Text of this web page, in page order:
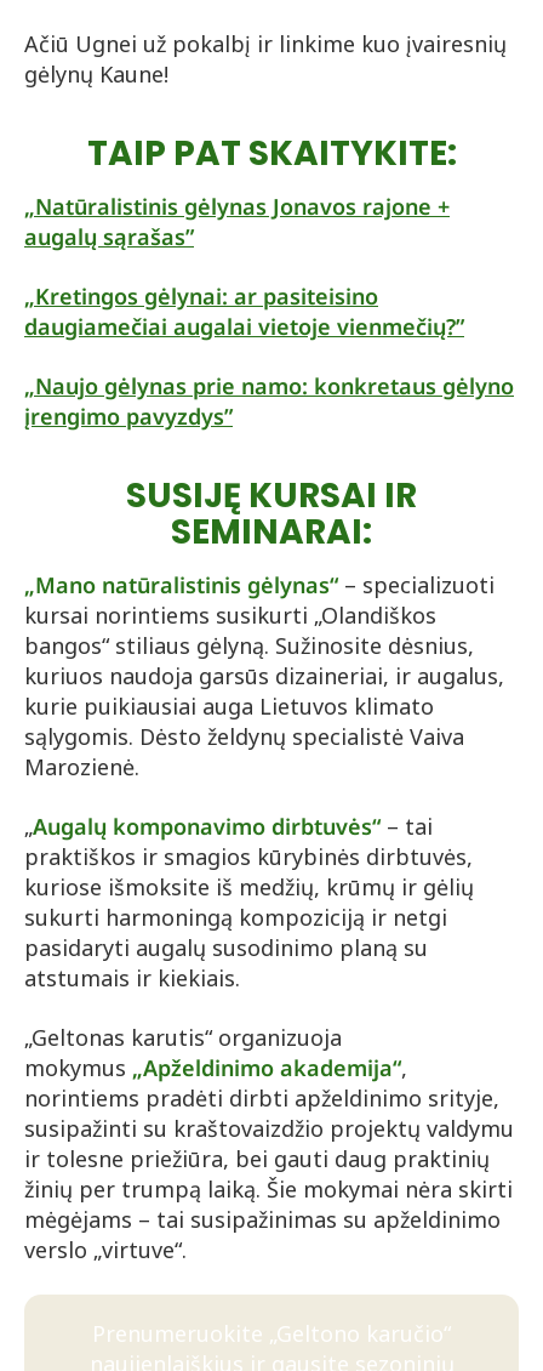
Ačiū Ugnei už pokalbį ir linkime kuo įvairesnių
gėlynų Kaune!
TAIP PAT SKAITYKITE:
„Natūralistinis gėlynas Jonavos rajone +
augalų sąrašas”
„Kretingos gėlynai: ar pasiteisino
daugiamečiai augalai vietoje vienmečių?”
„Naujo gėlynas prie namo: konkretaus gėlyno
įrengimo pavyzdys”
SUSIJĘ KURSAI IR
SEMINARAI:
„Mano natūralistinis gėlynas“ – specializuoti
kursai norintiems susikurti „Olandiškos
bangos“ stiliaus gėlyną. Sužinosite dėsnius,
kuriuos naudoja garsūs dizaineriai, ir augalus,
kurie puikiausiai auga Lietuvos klimato
sąlygomis. Dėsto želdynų specialistė Vaiva
Marozienė.
„Augalų komponavimo dirbtuvės“ – tai
praktiškos ir smagios kūrybinės dirbtuvės,
kuriose išmoksite iš medžių, krūmų ir gėlių
sukurti harmoningą kompoziciją ir netgi
pasidaryti augalų susodinimo planą su
atstumais ir kiekiais.
„Geltonas karutis“ organizuoja
mokymus „Apželdinimo akademija“,
norintiems pradėti dirbti apželdinimo srityje,
susipažinti su kraštovaizdžio projektų valdymu
ir tolesne priežiūra, bei gauti daug praktinių
žinių per trumpą laiką. Šie mokymai nėra skirti
mėgėjams – tai susipažinimas su apželdinimo
verslo „virtuve“.
Prenumeruokite „Geltono karučio“
naujienlaiškius ir gausite sezoninių